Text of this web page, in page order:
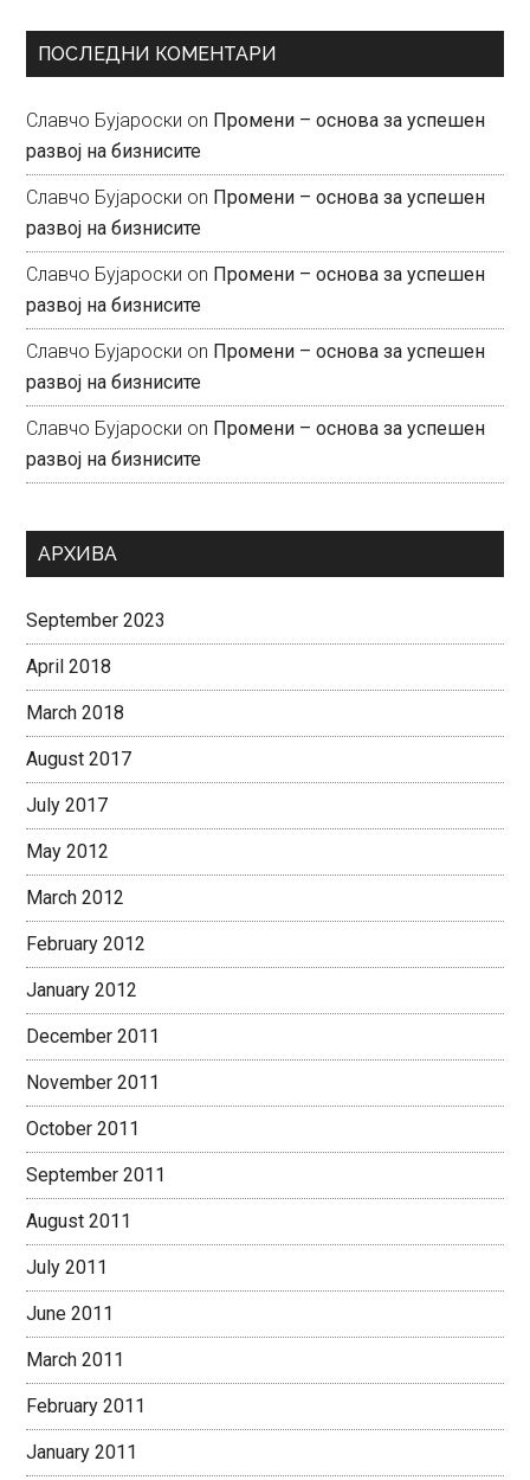
ПОСЛЕДНИ КОМЕНТАРИ
Славчо Бујароски on Промени – основа за успешен
развој на бизнисите
Славчо Бујароски on Промени – основа за успешен
развој на бизнисите
Славчо Бујароски on Промени – основа за успешен
развој на бизнисите
Славчо Бујароски on Промени – основа за успешен
развој на бизнисите
Славчо Бујароски on Промени – основа за успешен
развој на бизнисите
АРХИВА
September 2023
April 2018
March 2018
August 2017
July 2017
May 2012
March 2012
February 2012
January 2012
December 2011
November 2011
October 2011
September 2011
August 2011
July 2011
June 2011
March 2011
February 2011
January 2011